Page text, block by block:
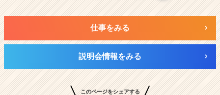
仕事をみる
説明会情報をみる
このページをシェアする